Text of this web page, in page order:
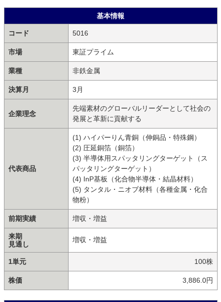
基本情報
コード 5016
市場 東証プライム
業種 非鉄金属
決算月 3月
企業理念
先端素材のグローバルリーダーとして社会の
発展と革新に貢献する
代表商品
(1) ハイパーりん青銅（伸銅品・特殊鋼）
(2) 圧延銅箔（銅箔）
(3) 半導体用スパッタリングターゲット（ス
パッタリングターゲット）
(4) InP基板（化合物半導体・結晶材料）
(5) タンタル・ニオブ材料（各種金属・化合
物粉）
前期実績 増収・増益
来期
見通し
増収・増益
1単元 100株
株価 3,886.0円